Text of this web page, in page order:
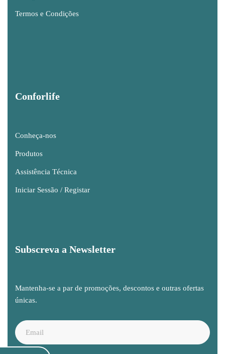
Termos e Condições
Conforlife
Conheça-nos
Produtos
Assistência Técnica
Iniciar Sessão / Registar
Subscreva a Newsletter
Mantenha-se a par de promoções, descontos e outras ofertas
únicas.